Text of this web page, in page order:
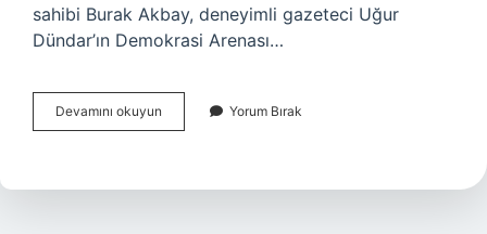
sahibi Burak Akbay, deneyimli gazeteci Uğur
Dündar’ın Demokrasi Arenası…
Devamını okuyun
Tv
Yorum Bırak